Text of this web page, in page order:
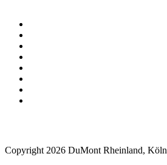
Copyright 2026 DuMont Rheinland, Köln